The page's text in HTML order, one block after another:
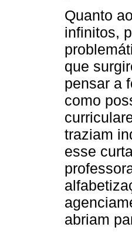
Quanto
infinitos,
que
pensar a
como
traziam
esse
abriam